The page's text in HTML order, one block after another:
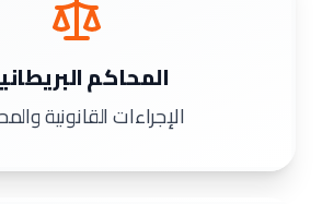
المحاكم
الإجراءات القانونية